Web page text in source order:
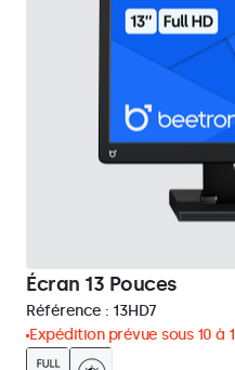
Écran 13 Pouces
Référence : 13HD7
Expédition prévue sous 10 à